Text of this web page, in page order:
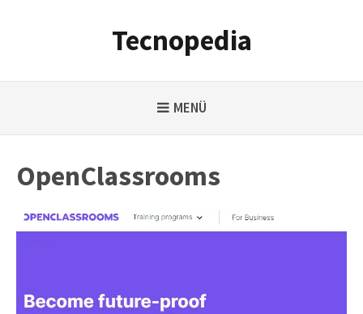
Tecnopedia
MENÜ
OpenClassrooms